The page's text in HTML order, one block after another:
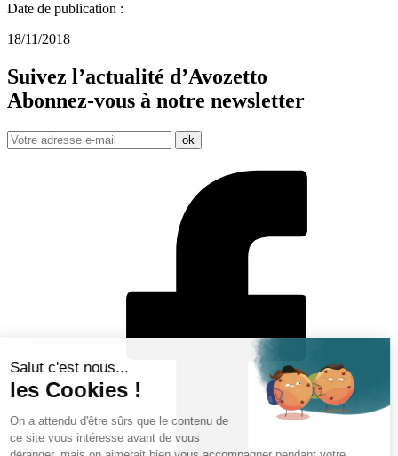
Date de publication :
18/11/2018
Suivez l’actualité d’Avozetto
Abonnez-vous à notre newsletter